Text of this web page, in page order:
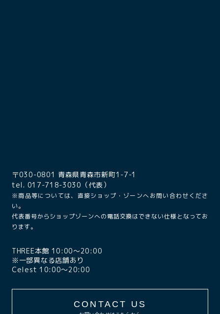
〒030-0801 青森県青森市新町1-7-1
tel. 017-718-3030（代表）
※商品等については、直接ショップ・ゾーンへお問い合わせくださ
い。
代表番号からショップゾーンへの電話交換はできない仕様となってお
ります。
THREE本館 10:00〜20:00
※一部異なる店舗あり
Celest 10:00〜20:00
CONTACT US